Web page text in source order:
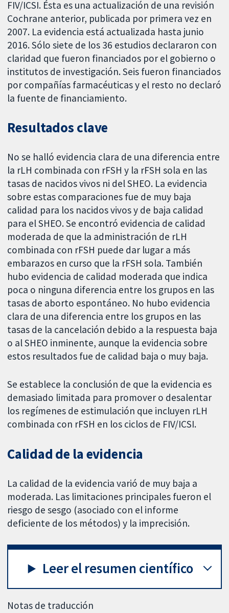
FIV/ICSI. Ésta es una actualización de una revisión
Cochrane anterior, publicada por primera vez en
2007. La evidencia está actualizada hasta junio
2016. Sólo siete de los 36 estudios declararon con
claridad que fueron financiados por el gobierno o
institutos de investigación. Seis fueron financiados
por compañías farmacéuticas y el resto no declaró
la fuente de financiamiento.
Resultados clave
No se halló evidencia clara de una diferencia entre
la rLH combinada con rFSH y la rFSH sola en las
tasas de nacidos vivos ni del SHEO. La evidencia
sobre estas comparaciones fue de muy baja
calidad para los nacidos vivos y de baja calidad
para el SHEO. Se encontró evidencia de calidad
moderada de que la administración de rLH
combinada con rFSH puede dar lugar a más
embarazos en curso que la rFSH sola. También
hubo evidencia de calidad moderada que indica
poca o ninguna diferencia entre los grupos en las
tasas de aborto espontáneo. No hubo evidencia
clara de una diferencia entre los grupos en las
tasas de la cancelación debido a la respuesta baja
o al SHEO inminente, aunque la evidencia sobre
estos resultados fue de calidad baja o muy baja.
Se establece la conclusión de que la evidencia es
demasiado limitada para promover o desalentar
los regímenes de estimulación que incluyen rLH
combinada con rFSH en los ciclos de FIV/ICSI.
Calidad de la evidencia
La calidad de la evidencia varió de muy baja a
moderada. Las limitaciones principales fueron el
riesgo de sesgo (asociado con el informe
deficiente de los métodos) y la imprecisión.
Leer el resumen científico
Notas de traducción